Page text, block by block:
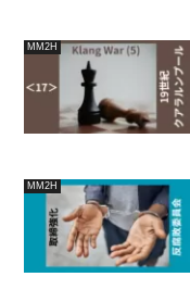
MM2H
MM2H